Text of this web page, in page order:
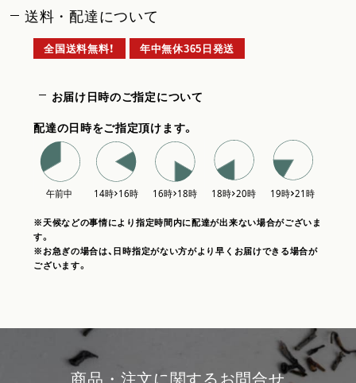
送料・配達について
全国送料無料！ 年中無休365日発送
お届け日時のご指定について
配達の日時をご指定頂けます。
※天候などの事情により指定時間内に配達が出来ない場合がございま
す。
※お急ぎの場合は、日時指定がない方がより早くお届けできる場合が
ございます。
商品・注文に関するお問合せ